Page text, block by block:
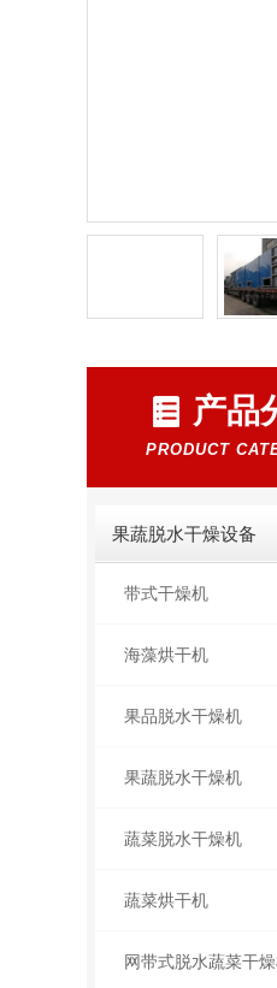
产品
PRODUCT
果蔬脱水干燥设备
带式干燥机
海藻烘干机
果品脱水干燥机
果蔬脱水干燥机
蔬菜脱水干燥机
蔬菜烘干机
网带式脱水蔬菜干